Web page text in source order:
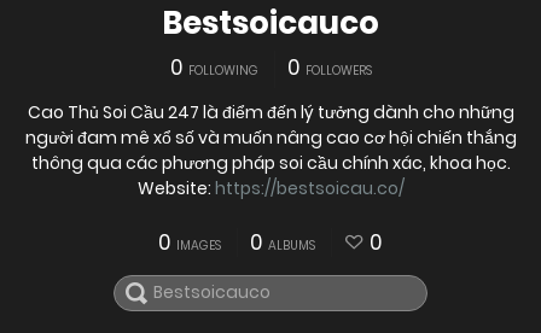
Bestsoicauco
0 FOLLOWING 0 FOLLOWERS
Cao Thủ Soi Cầu 247 là điểm đến lý tưởng dành cho những
người đam mê xổ số và muốn nâng cao cơ hội chiến thắng
thông qua các phương pháp soi cầu chính xác, khoa học.
Website: https://bestsoicau.co/
0 IMAGES 0 ALBUMS 0